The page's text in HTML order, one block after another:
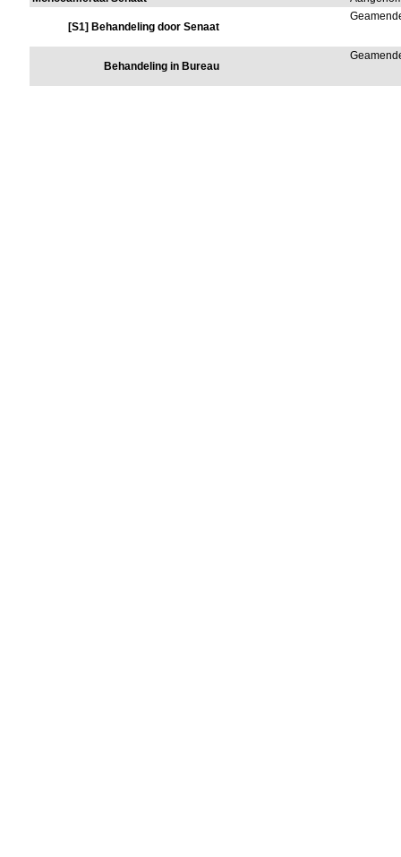
[S1] Behandeling door Senaat
Behandeling in Bureau